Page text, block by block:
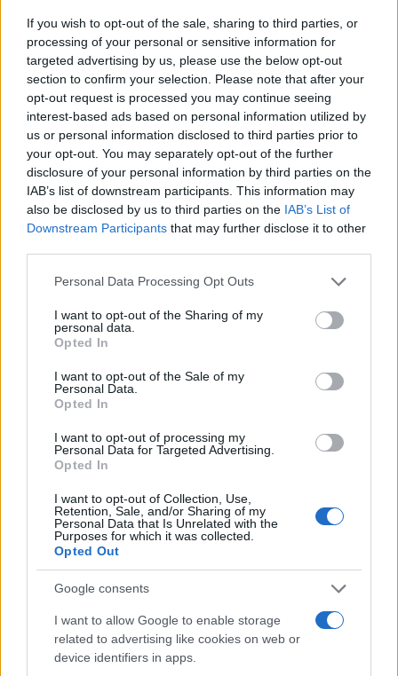
If you wish to opt-out of the sale, sharing to third parties, or
processing of your personal or sensitive information for
targeted advertising by us, please use the below opt-out
section to confirm your selection. Please note that after your
opt-out request is processed you may continue seeing
interest-based ads based on personal information utilized by
us or personal information disclosed to third parties prior to
your opt-out. You may separately opt-out of the further
disclosure of your personal information by third parties on the
IAB’s list of downstream participants. This information may
also be disclosed by us to third parties on the IAB’s List of
Downstream Participants that may further disclose it to other
Please note that this website/app uses one or more Google
not limited to your visit or usage behaviour. You may click to
grant or deny consent to Google and its third-party tags to
use your data for below specified purposes in below Google
consent section.
Personal Data Processing Opt Outs
I want to opt-out of the Sharing of my
personal data.
Opted In
I want to opt-out of the Sale of my
Personal Data.
Opted In
I want to opt-out of processing my
Personal Data for Targeted Advertising.
Opted In
I want to opt-out of Collection, Use,
Retention, Sale, and/or Sharing of my
Personal Data that Is Unrelated with the
Purposes for which it was collected.
Opted Out
Google consents
I want to allow Google to enable storage
related to advertising like cookies on web or
device identifiers in apps.
Όσο για την αποστολή της ελληνικής φρεγάτας
στην Ερυθρά Θάλασσα, ο υπουργός Εθνικής Άμυνας
έστειλε το μήνυμα πως είναι προς το συμφέρον
μας να υπάρχει αυτόνομος αμυντικός βραχίονας
της Ευρωπαϊκής Ένωσης.
Νωρίτερα, ο Ευάγγελος Αποστολάκης (ΣΥΡΙΖΑ)
η Άγκυρα αμφισβητεί τα κυριαρχικά δικαιώματα
της χώρας μας. Αίσθηση προκάλεσε η παρέμβαση
του Παναγιώτη Παρασκευαΐδη (ΠΑΣΟΚ), ο οποίος
ανέπτυξε σενάριο… απόβασης των Τούρκων στα
νησιά του Αιγαίου.
Μια μέρα θα το κάνουν οι Τούρκοι αυτό που λένε,
πρέπει να προετοιμάσουμε τον πληθυσμό με την
παλλαϊκή άμυνα. Μόνο τους 5.000 κυνηγούς να
μαζέψουμε, και μαζί και με την παλλαϊκή άμυνα, θα